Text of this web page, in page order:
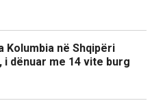
Kolumbia në Shqipëri
i dënuar me 14 vite burg